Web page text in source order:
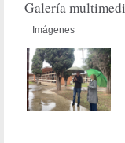
Galería
Imágenes